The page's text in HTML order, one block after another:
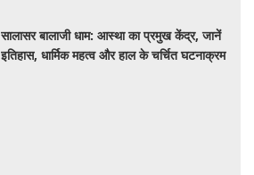
सालासर बालाजी धाम: आस्था का प्रमुख केंद्र, जानें
इतिहास, धार्मिक महत्व और हाल के चर्चित घटनाक्रम